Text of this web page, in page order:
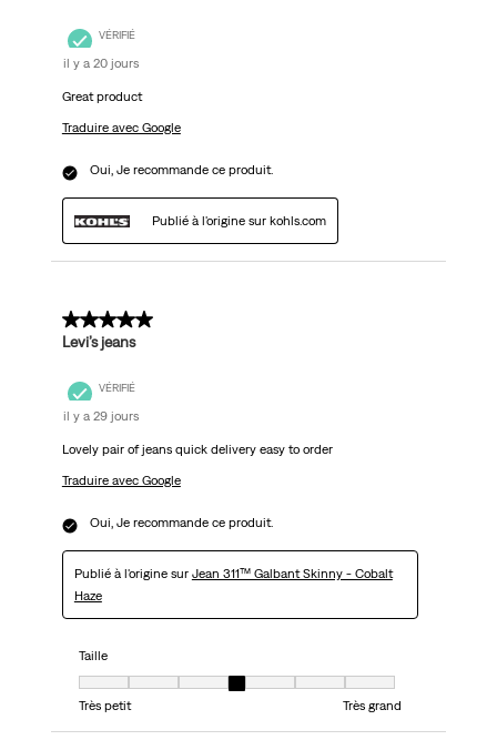
VÉRIFIÉ
il y a 20 jours
Great product
Traduire avec Google
Oui, Je recommande ce produit.
Publié à l'origine sur kohls.com
5 sur 5 étoiles.
Levi’s jeans
VÉRIFIÉ
il y a 29 jours
Lovely pair of jeans quick delivery easy to order
Traduire avec Google
Oui, Je recommande ce produit.
Publié à l'origine sur Jean 311™ Galbant Skinny - Cobalt
Haze
Taille
Taille, 4 sur 7, où 1 est égal à Très petit et 7 est égal à Très grand
Très petit
Très grand